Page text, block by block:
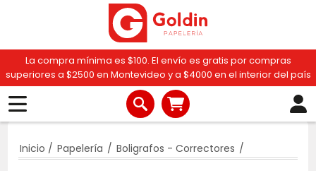
La compra mínima es $100. El envío es gratis por compras
superiores a $2500 en Montevideo y a $4000 en el interior del país
Inicio / Papelería / Boligrafos - Correctores /